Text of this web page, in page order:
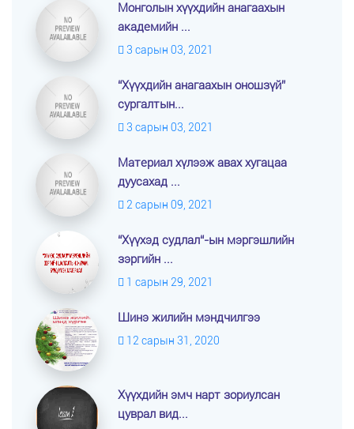
Монголын хүүхдийн анагаахын
академийн ...
3 сарын 03, 2021
“Хүүхдийн анагаахын оношзүй”
сургалтын...
3 сарын 03, 2021
Материал хүлээж авах хугацаа
дуусахад ...
2 сарын 09, 2021
“Хүүхэд судлал“-ын мэргэшлийн
зэргийн ...
1 сарын 29, 2021
Шинэ жилийн мэндчилгээ
12 сарын 31, 2020
Хүүхдийн эмч нарт зориулсан
цуврал вид...